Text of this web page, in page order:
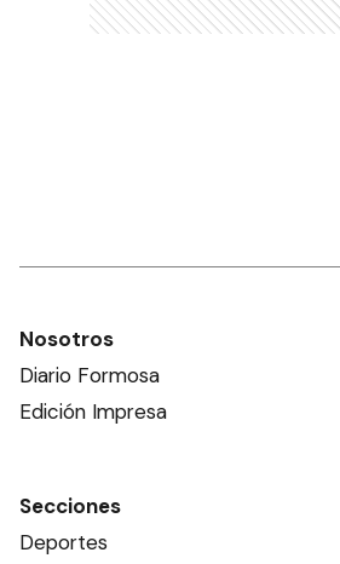
Nosotros
Diario Formosa
Edición Impresa
Secciones
Deportes